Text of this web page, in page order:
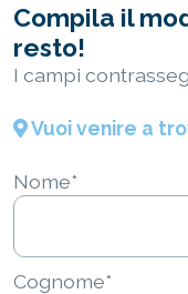
Compila il
resto!
I campi
Vuoi venire a
Nome*
Cognome*